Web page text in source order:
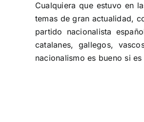
Cualquiera que estuvo en
temas de gran actualidad,
partido nacionalista
catalanes, gallegos,
nacionalismo es bueno si